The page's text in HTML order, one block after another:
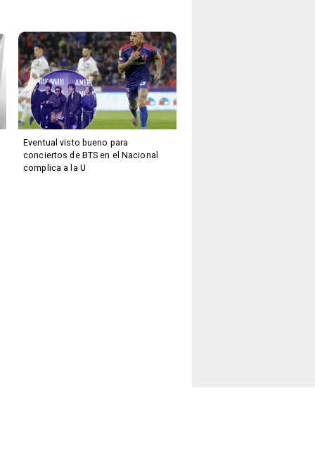
Eventual visto bueno para
conciertos de BTS en el Nacional
complica a la U